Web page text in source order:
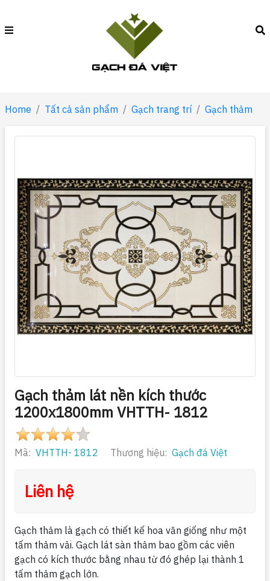
Home Tất cả sản phẩm Gạch trang trí Gạch thảm
Gạch thảm lát nền kích thước
1200x1800mm VHTTH- 1812
Mã: VHTTH- 1812 Thương hiệu: Gạch đá Việt
Liên hệ
Gạch thảm là gạch có thiết kế hoa văn giống như một
tấm thảm vải. Gạch lát sàn thảm bao gồm các viên
gạch có kích thước bằng nhau từ đó ghép lại thành 1
tấm thảm gạch lớn.